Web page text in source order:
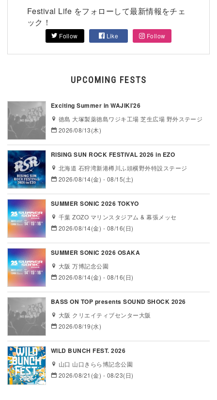
Festival Life をフォローして最新情報をチェ
ック！
Follow Like Follow
UPCOMING FESTS
Exciting Summer in WAJIKI’26
徳島 大塚製薬徳島ワジキ工場 芝生広場 野外ステージ
2026/08/13(木)
RISING SUN ROCK FESTIVAL 2026 in EZO
北海道 石狩湾新港樽川ふ頭横野外特設ステージ
2026/08/14(金) - 08/15(土)
SUMMER SONIC 2026 TOKYO
千葉 ZOZO マリンスタジアム & 幕張メッセ
2026/08/14(金) - 08/16(日)
SUMMER SONIC 2026 OSAKA
大阪 万博記念公園
2026/08/14(金) - 08/16(日)
BASS ON TOP presents SOUND SHOCK 2026
大阪 クリエイティブセンター大阪
2026/08/19(水)
WILD BUNCH FEST. 2026
山口 山口きらら博記念公園
2026/08/21(金) - 08/23(日)